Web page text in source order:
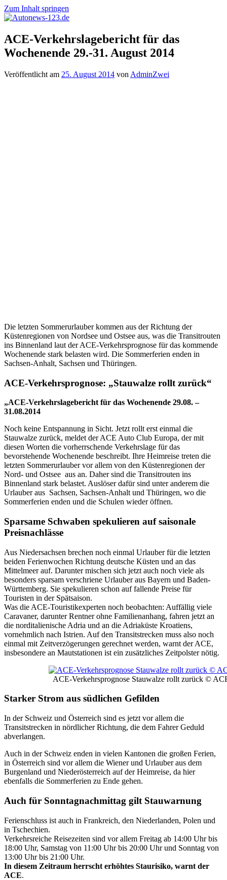
Zum Inhalt springen
Autonews-
123.de
Autonews
mit
Charme
ACE-Verkehrslagebericht für das
Wochenende 29.-31. August 2014
Veröffentlicht am 25. August 2014 von AdminZwei
Die letzten Sommerurlauber kommen aus der Richtung der
Küstenregionen von Nordsee und Ostsee aus, was die Transitrouten
ins Binnenland laut der ACE-Verkehrsprognose für das kommende
Wochenende stark belasten wird. Die Sommerferien enden in
Sachsen-Anhalt, Sachsen und Thüringen.
ACE-Verkehrsprognose: „Stauwalze rollt zurück“
„ACE-Verkehrslagebericht für das Wochenende 29.08. –
31.08.2014
Noch keine Entspannung in Sicht. Jetzt rollt erst einmal die
Stauwalze zurück, meldet der ACE Auto Club Europa, der mit
diesen Worten die vorherrschende Verkehrslage für das
bevorstehende Wochenende beschreibt. Ihre Heimreise treten die
letzten Sommerurlauber vor allem von den Küstenregionen der
Nord- und Ostsee aus an. Daher sind die Transitrouten ins
Binnenland stark belastet. Auslöser dafür sind unter anderem die
Urlauber aus Sachsen, Sachsen-Anhalt und Thüringen, wo die
Sommerferien enden und die Schulen wieder öffnen.
Sparsame Schwaben spekulieren auf saisonale
Preisnachlässe
Aus Niedersachsen brechen noch einmal Urlauber für die letzten
beiden Ferienwochen Richtung deutsche Küsten und an das
Mittelmeer auf. Darunter mischen sich jetzt auch noch viele als
besonders sparsam verschriene Urlauber aus Bayern und Baden-
Württemberg. Sie spekulieren schon auf fallende Preise für
Touristen in der Spätsaison.
Was die ACE-Touristikexperten noch beobachten: Auffällig viele
Caravaner, darunter Rentner ohne Familienanhang, fahren jetzt an
die norditalienische Adria und an die Adriaküste Kroatiens,
vornehmlich nach Istrien. Auf den Transitstrecken muss also noch
einmal mit Zeitverzögerungen gerechnet werden, warnt der ACE,
insbesondere an Mautstationen ist ein zusätzliches Zeitpolster nötig.
ACE-Verkehrsprognose Stauwalze rollt zurück ©
Starker Strom aus südlichen Gefilden
In der Schweiz und Österreich sind es jetzt vor allem die
Transitstrecken in nördlicher Richtung, die dem Fahrer Geduld
abverlangen.
Auch in der Schweiz enden in vielen Kantonen die großen Ferien,
in Österreich sind vor allem die Wiener und Urlauber aus dem
Burgenland und Niederösterreich auf der Heimreise, da hier
ebenfalls die Sommerferien zu Ende gehen.
Auch für Sonntagnachmittag gilt Stauwarnung
Ferienschluss ist auch in Frankreich, den Niederlanden, Polen und
in Tschechien.
Verkehrsreiche Reisezeiten sind vor allem Freitag ab 14:00 Uhr bis
18:00 Uhr, Samstag von 11:00 Uhr bis 20:00 Uhr und Sonntag von
13:00 Uhr bis 21:00 Uhr.
In diesem Zeitraum herrscht erhöhtes Staurisiko, warnt der
ACE.